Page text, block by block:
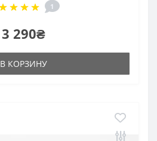
1
3 290₴
В КОРЗИНУ